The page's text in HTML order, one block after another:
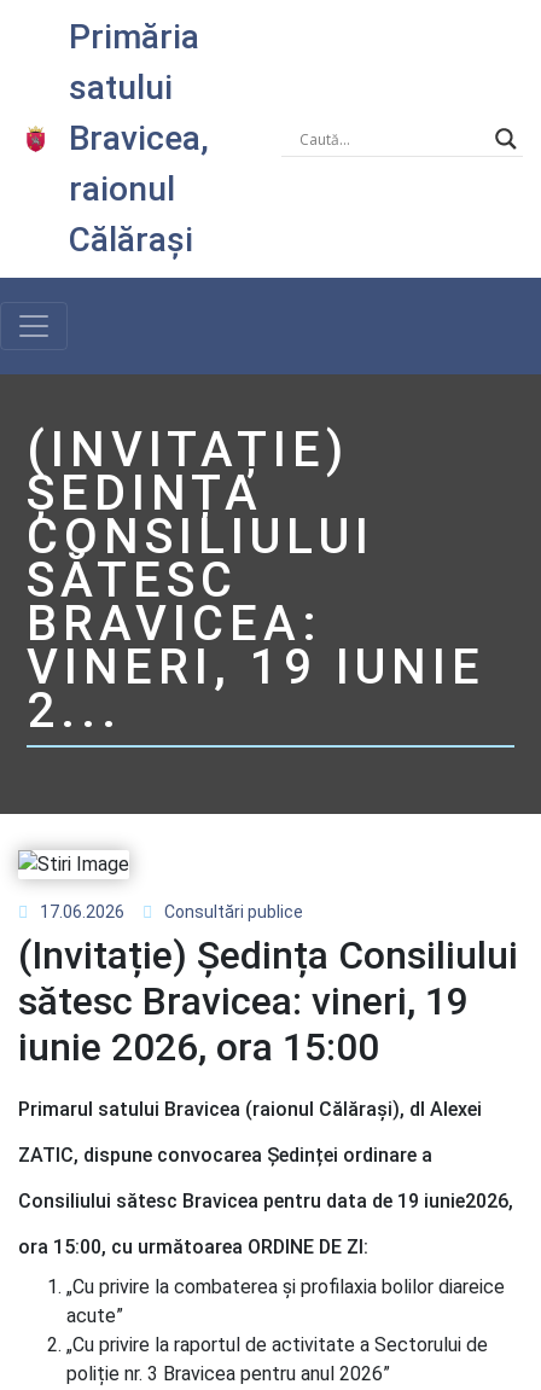
Primăria
satului
Bravicea,
raionul
Călărași
(INVITAȚIE)
ȘEDINȚA
CONSILIULUI
SĂTESC
BRAVICEA:
VINERI, 19 IUNIE
2...
17.06.2026 Consultări publice
(Invitație) Ședința Consiliului
sătesc Bravicea: vineri, 19
iunie 2026, ora 15:00
Primarul satului Bravicea (raionul Călărași), dl Alexei
ZATIC, dispune convocarea Ședinței ordinare a
Consiliului sătesc Bravicea pentru data de 19 iunie2026,
ora 15:00, cu următoarea ORDINE DE ZI:
„Cu privire la combaterea și profilaxia bolilor diareice
acute”
„Cu privire la raportul de activitate a Sectorului de
poliție nr. 3 Bravicea pentru anul 2026”